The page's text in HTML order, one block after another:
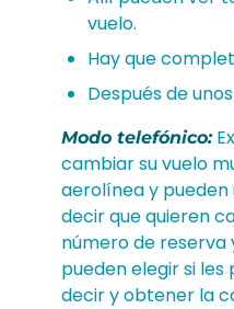
vuelo.
Hay que
Después de
Modo telefónico:
cambiar su vuelo
aerolínea y
decir que quieren
número de reserva
pueden elegir si
decir y obtener la